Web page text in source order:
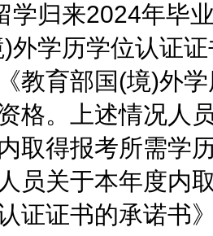
学归来2024年毕
外学历学位认证
教育部国(境)外
格。上述情况人
取得报考所需学
员关于本年度内
证证书的承诺书